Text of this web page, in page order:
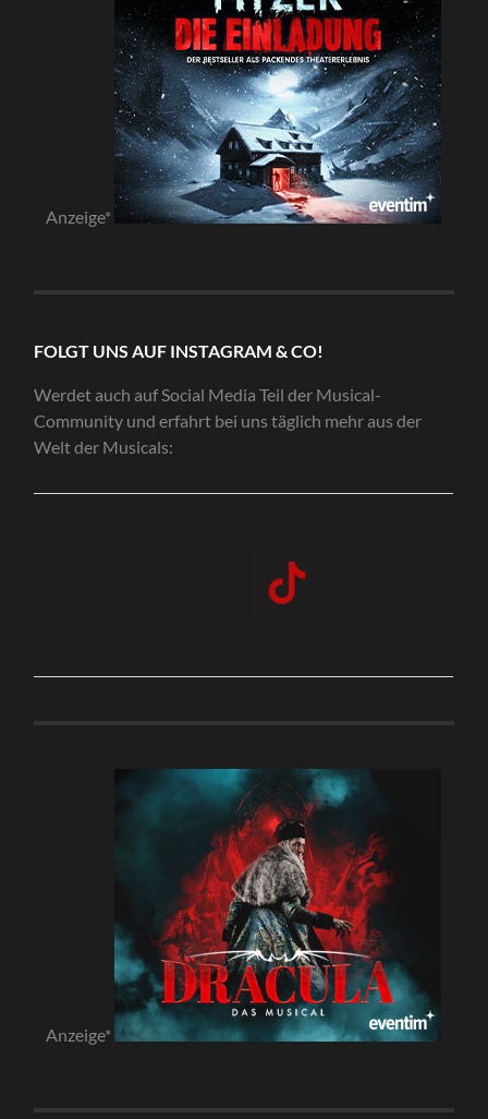
Anzeige*
FOLGT UNS AUF INSTAGRAM & CO!
Werdet auch auf Social Media Teil der Musical-
Community und erfahrt bei uns täglich mehr aus der
Welt der Musicals:
Anzeige*